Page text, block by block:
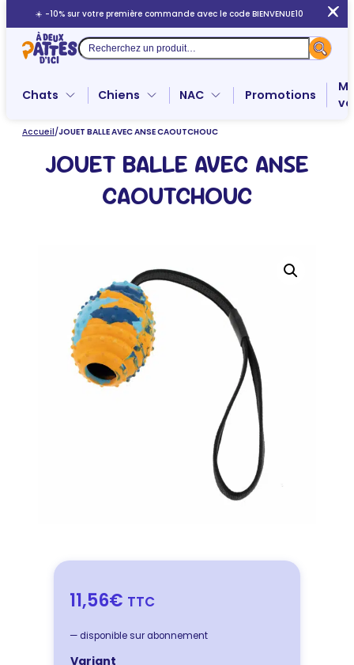
au
contenu
☀️ -10% sur votre première commande avec le code BIENVENUE10
Recherche
Chats Chiens NAC Promotions
Accueil/JOUET BALLE AVEC ANSE CAOUTCHOUC
JOUET BALLE AVEC ANSE
CAOUTCHOUC
11,56€ TTC
— disponible sur abonnement
Variant